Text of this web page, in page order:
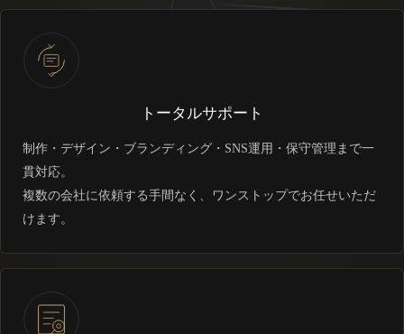
トータルサポート
制作・デザイン・ブランディング・SNS運用・保守管理まで一
貫対応。
複数の会社に依頼する手間なく、ワンストップでお任せいただ
けます。